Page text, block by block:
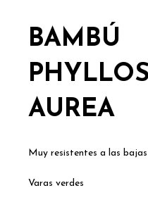
BAMBÚ
AUREA
Muy resistentes a las
Varas verdes